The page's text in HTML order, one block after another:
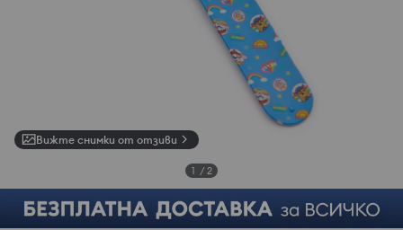
Вижте снимки от отзиви
1 / 2